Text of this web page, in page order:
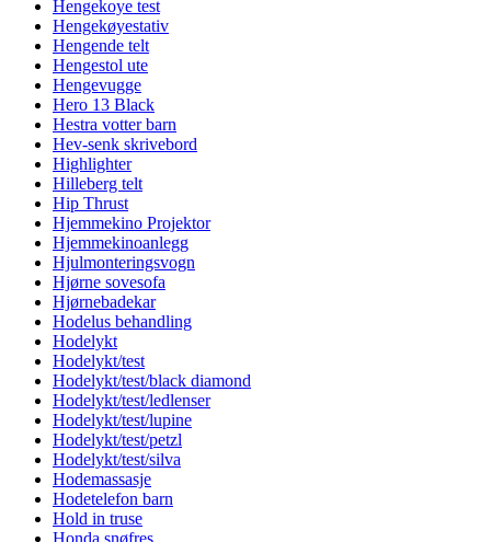
Hengekoye test
Hengekøyestativ
Hengende telt
Hengestol ute
Hengevugge
Hero 13 Black
Hestra votter barn
Hev-senk skrivebord
Highlighter
Hilleberg telt
Hip Thrust
Hjemmekino Projektor
Hjemmekinoanlegg
Hjulmonteringsvogn
Hjørne sovesofa
Hjørnebadekar
Hodelus behandling
Hodelykt
Hodelykt/test
Hodelykt/test/black diamond
Hodelykt/test/ledlenser
Hodelykt/test/lupine
Hodelykt/test/petzl
Hodelykt/test/silva
Hodemassasje
Hodetelefon barn
Hold in truse
Honda snøfres